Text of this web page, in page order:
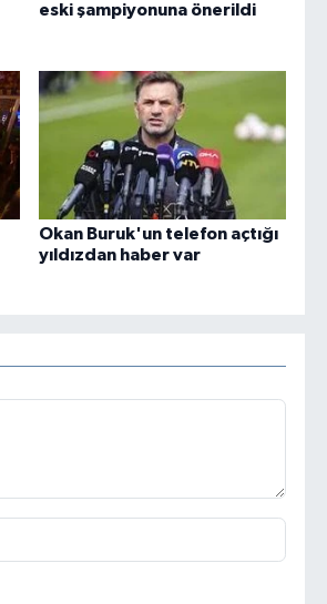
eski şampiyonuna önerildi
Okan Buruk'un telefon açtığı
yıldızdan haber var